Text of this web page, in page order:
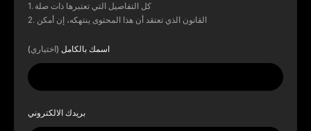
كل التفاصيل التي تعتبرها ذات صلة
القانون الذي تعتقد أن هذا المحتوى ينتهكه، إن أمكن
اسمك بالكامل (اختياري)